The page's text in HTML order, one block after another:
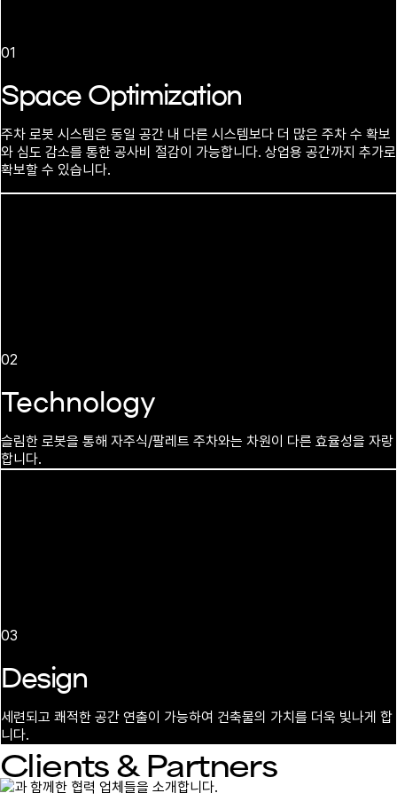
01
Space Optimization
주차 로봇 시스템은 동일 공간 내 다른 시스템보다 더 많은 주차 수 확보
와 심도 감소를 통한 공사비 절감이 가능합니다. 상업용 공간까지 추가로
확보할 수 있습니다.
02
Technology
슬림한 로봇을 통해 자주식/팔레트 주차와는 차원이 다른 효율성을 자랑
합니다.
03
Design
세련되고 쾌적한 공간 연출이 가능하여 건축물의 가치를 더욱 빛나게 합
니다.
Clients & Partners
과 함께한 협력 업체들을 소개합니다.